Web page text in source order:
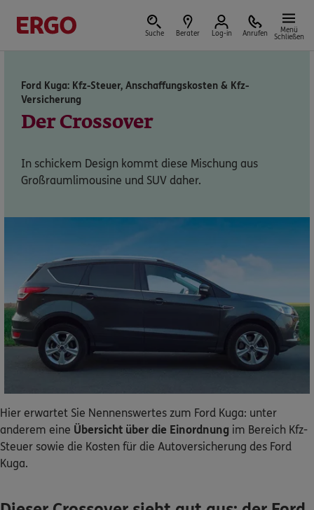
Suche Berater Log-in Anrufen
Menü
Schließen
Versicherungen & Finanzen
Reform der privaten Altersvorsorge
Nicht sicher, was Sie benötigen?
Dann lassen Sie sich helfen.
Service
Meine Versicherungen
Ford Kuga: Kfz-Steuer, Anschaffungskosten & Kfz-
Versicherung
Der Crossover
In schickem Design kommt diese Mischung aus
Großraumlimousine und SUV daher.
Hier erwartet Sie Nennenswertes zum Ford Kuga: unter
anderem eine Übersicht über die Einordnung im Bereich Kfz-
Steuer sowie die Kosten für die Autoversicherung des Ford
Kuga.